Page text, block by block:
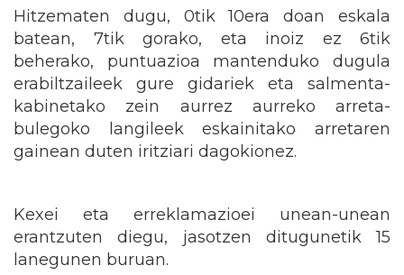
Hitzematen dugu, 0tik 10era doan eskala
batean, 7tik gorako, eta inoiz ez 6tik
beherako, puntuazioa mantenduko dugula
erabiltzaileek gure gidariek eta salmenta-
kabinetako zein aurrez aurreko arreta-
bulegoko langileek eskainitako arretaren
gainean duten iritziari dagokionez.
Kexei eta erreklamazioei unean-unean
erantzuten diegu, jasotzen ditugunetik 15
lanegunen buruan.